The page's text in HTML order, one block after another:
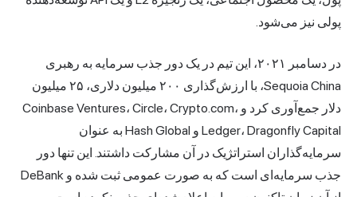
پولی نیز می‌شود.
در دسامبر ۲۰۲۱، این تیم در یک دور جذب سرمایه به رهبری
Sequoia China، با ارزش‌گذاری ۲۰۰ میلیون دلاری، ۲۵ میلیون
دلار جمع‌آوری کرد و Coinbase Ventures، Circle، Crypto.com،
Ledger، Dragonfly Capital و Hash Global به عنوان
سرمایه‌گذاران استراتژیک در آن مشارکت داشتند. این تنها دور
جذب سرمایه‌ای است که به صورت عمومی ثبت شده و DeBank